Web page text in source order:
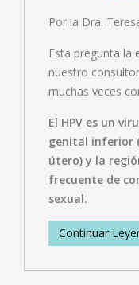
Por la Dra.
Esta pregunta la
nuestro
muchas veces
El HPV es un
genital inferior
útero) y la
frecuente de
sexual.
Continuar